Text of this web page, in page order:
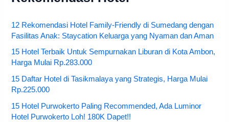
12 Rekomendasi Hotel Family-Friendly di Sumedang dengan
Fasilitas Anak: Staycation Keluarga yang Nyaman dan Aman
15 Hotel Terbaik Untuk Sempurnakan Liburan di Kota Ambon,
Harga Mulai Rp.283.000
15 Daftar Hotel di Tasikmalaya yang Strategis, Harga Mulai
Rp.225.000
15 Hotel Purwokerto Paling Recommended, Ada Luminor
Hotel Purwokerto Loh! 180K Dapet!!